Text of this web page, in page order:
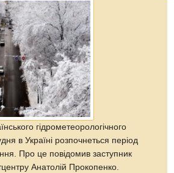
гідрометеорологічного
в Україні розпочнеться період
Про це повідомив заступник
Анатолій Прокопенко.